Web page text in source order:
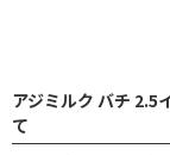
アジミルク バチ 2.5
て